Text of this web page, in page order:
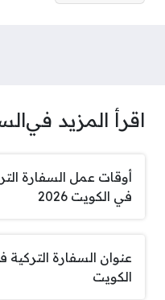
اقرأ المزيد في
أوقات عمل السفارة
في الكويت 2026
عنوان السفارة التركية
الكويت